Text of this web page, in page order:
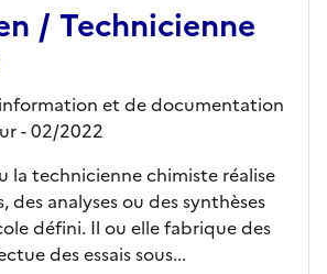
/ Technicienne
et de documentation
- 02/2022
la technicienne chimiste réalise
des analyses ou des synthèses
défini. Il ou elle fabrique des
des essais sous...